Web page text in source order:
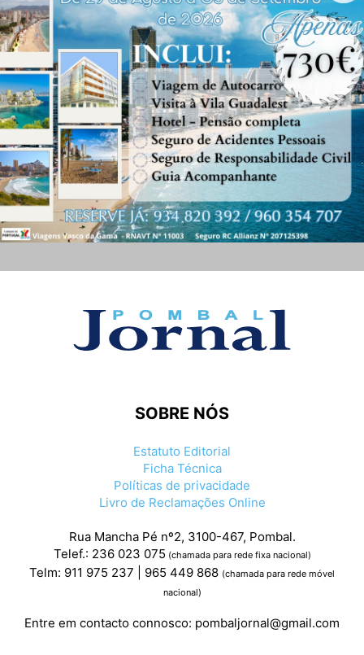
SOBRE NÓS
Estatuto Editorial
Ficha Técnica
Políticas de privacidade
Livro de Reclamações Online
Rua Mancha Pé nº2, 3100-467, Pombal.
Telef.: 236 023 075 (chamada para rede fixa nacional)
Telm: 911 975 237 | 965 449 868 (chamada para rede móvel
nacional)
Entre em contacto connosco: pombaljornal@gmail.com